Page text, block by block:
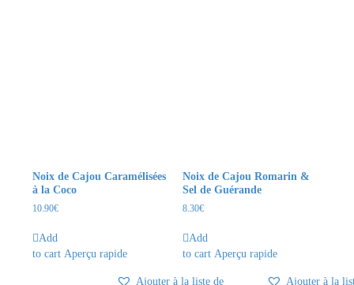
Noix de Cajou Caramélisées
à la Coco
10.90€
Add
to cart Aperçu rapide
Ajouter à la liste de
Noix de Cajou Romarin &
Sel de Guérande
8.30€
Add
to cart Aperçu rapide
Ajouter à la